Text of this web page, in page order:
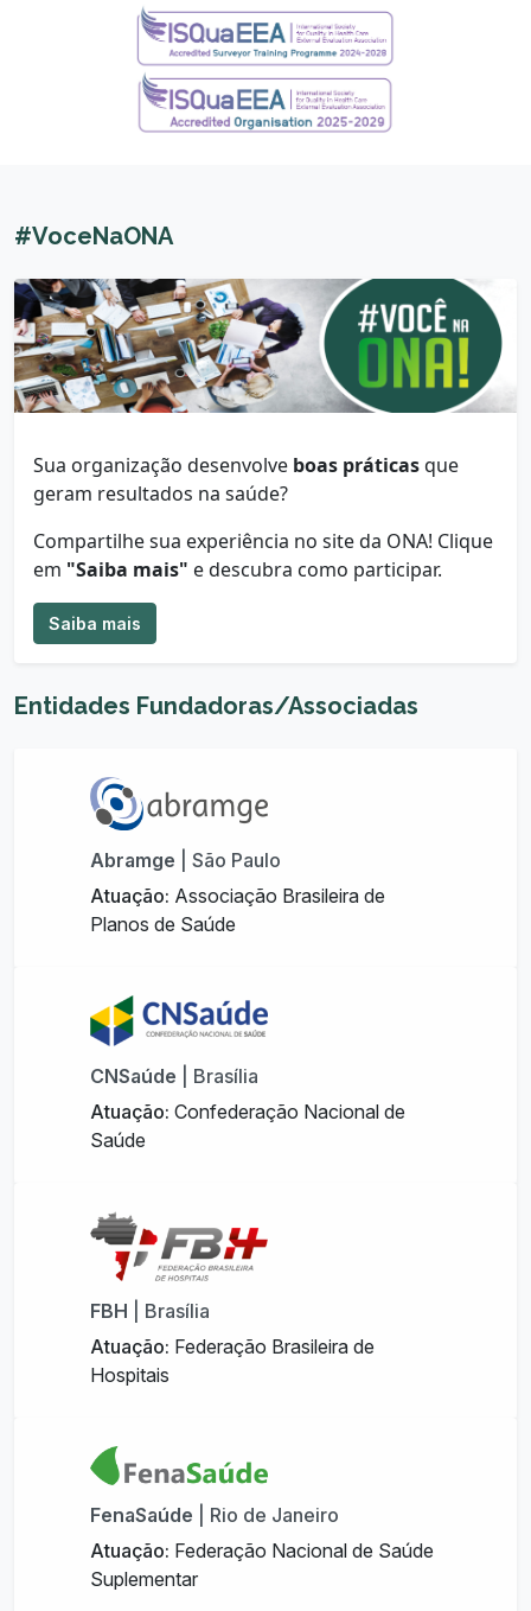
#VoceNaONA
Sua organização desenvolve boas práticasque
geram resultados na saúde?
Compartilhe sua experiência no site da ONA! Clique
em "Saiba mais" e descubra como participar.
Saiba mais
Entidades Fundadoras/Associadas
Abramge | São Paulo
Atuação: Associação Brasileira de
Planos de Saúde
CNSaúde | Brasília
Atuação: Confederação Nacional de
Saúde
FBH | Brasília
Atuação: Federação Brasileira de
Hospitais
FenaSaúde | Rio de Janeiro
Atuação: Federação Nacional de Saúde
Suplementar